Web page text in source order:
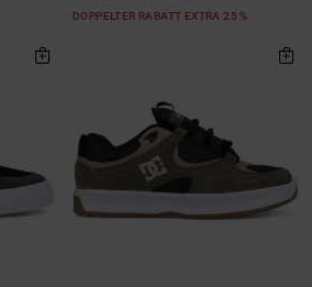
DOPPELTER RABATT EXTRA 25 %